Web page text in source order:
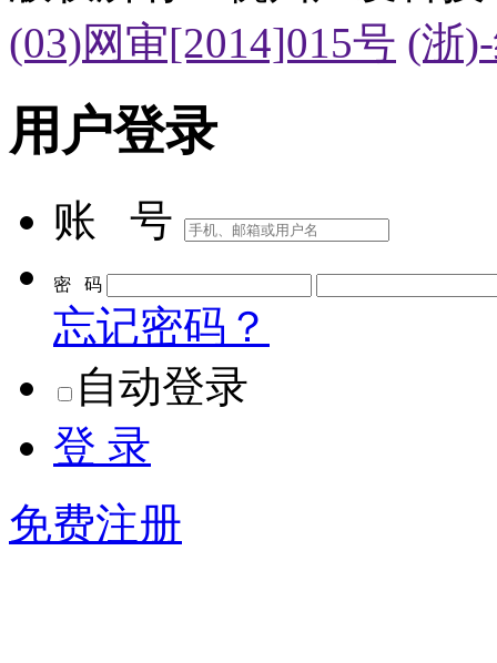
(03)网审[2014]015号 (浙
用户登录
账 号
密 码
忘记密码？
自动登录
登 录
免费注册